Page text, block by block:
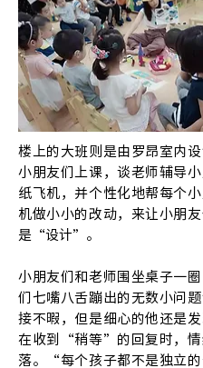
楼上的大班则是由罗昂室内
小朋友们上课，谈老师辅导
纸飞机，并个性化地帮每个
机做小小的改动，来让小朋
是“设计”。
小朋友们和老师围坐桌子一
们七嘴八舌蹦出的无数小问
接不暇，但是细心的他还是
在收到“稍等”的回复时，情
落。“每个孩子都不是独立